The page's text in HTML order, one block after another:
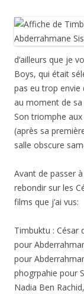
d’ailleurs que je
Boys, qui était
pas eu trop envie
au moment de
Son triomphe
(après sa
salle obscure
Avant de passer
rebondir sur les
films que j’ai vus:
Timbuktu : César
pour
pour
phogrpahie pour
Nadia Ben